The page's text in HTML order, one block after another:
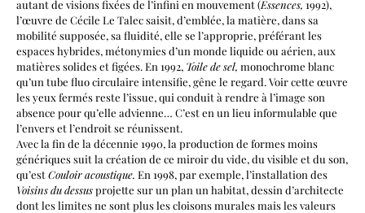
autant de visions fixées de l’infini en mouvement (Essences, 1992),
l’œuvre de Cécile Le Talec saisit, d’emblée, la matière, dans sa
mobilité supposée, sa fluidité, elle se l’approprie, préférant les
espaces hybrides, métonymies d’un monde liquide ou aérien, aux
matières solides et figées. En 1992, Toile de sel, monochrome blanc
qu’un tube fluo circulaire intensifie, gêne le regard. Voir cette œuvre
les yeux fermés reste l’issue, qui conduit à rendre à l’image son
absence pour qu’elle advienne… C’est en un lieu informulable que
l’envers et l’endroit se réunissent.
Avec la fin de la décennie 1990, la production de formes moins
génériques suit la création de ce miroir du vide, du visible et du son,
qu’estCouloir acoustique. En 1998, par exemple, l’installation des
Voisins du dessusprojette sur un plan un habitat, dessin d’architecte
dont les limites ne sont plus les cloisons murales mais les valeurs